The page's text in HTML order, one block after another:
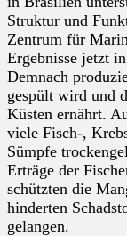
Struktur und
Zentrum für
Ergebnisse jetzt
Demnach
gespült wird und
Küsten ernährt.
viele Fisch-,
Sümpfe
Erträge der
schützten die
hinderten
gelangen.